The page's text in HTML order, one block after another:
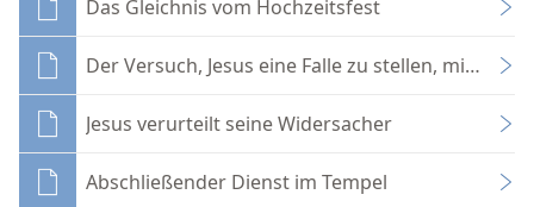
Das Gleichnis vom Hochzeitsfest
Der Versuch, Jesus eine Falle zu stellen, mißlingt
Jesus verurteilt seine Widersacher
Abschließender Dienst im Tempel